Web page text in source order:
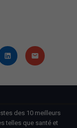
des 10 meilleurs
telles que santé et